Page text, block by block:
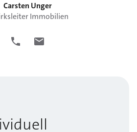
Carsten Unger
Immobilien